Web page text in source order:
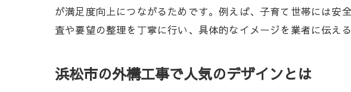
外構工
おしゃ
外構工
が満足度向上につながるためです。例えば、子育て世帯には
査や要望の整理を丁寧に行い、具体的なイメージを業者に伝え
浜松市の外構工事で人気のデザインとは